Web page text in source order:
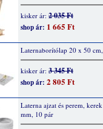
kisker ár: 2 035 Ft
shop ár: 1 665 Ft
Laternaborítólap 20 x 50
kisker ár: 3 345 Ft
shop ár: 2 805 Ft
Laterna ajzat és perem,
mm, 10 pár